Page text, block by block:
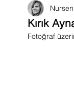
Kırık
Fotoğraf